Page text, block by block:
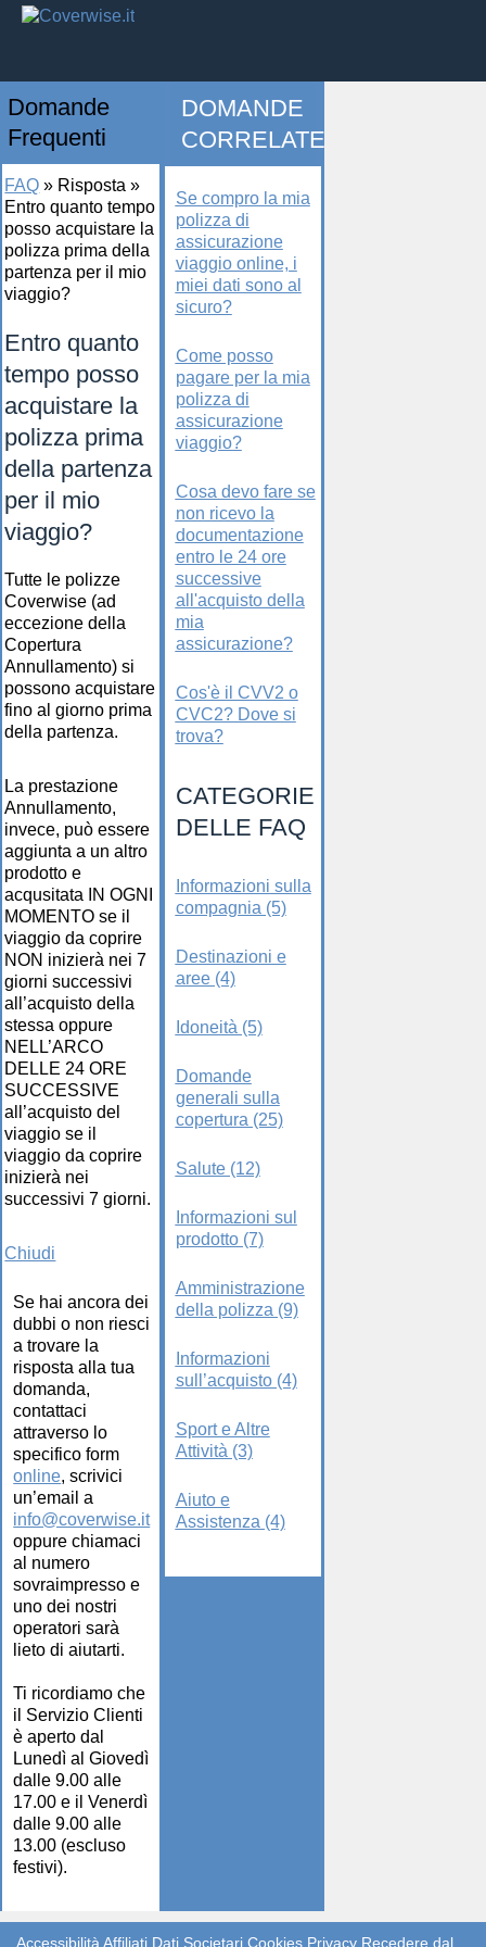
Domande
Frequenti
FAQ » Risposta »
Entro quanto tempo
posso acquistare la
polizza prima della
partenza per il mio
viaggio?
Entro quanto
tempo posso
acquistare la
polizza prima
della partenza
per il mio
viaggio?
Tutte le polizze
Coverwise (ad
eccezione della
Copertura
Annullamento) si
possono acquistare
fino al giorno prima
della partenza.
La prestazione
Annullamento,
invece, può essere
aggiunta a un altro
prodotto e
acqusitata IN OGNI
MOMENTO se il
viaggio da coprire
NON inizierà nei 7
giorni successivi
all’acquisto della
stessa oppure
NELL’ARCO
DELLE 24 ORE
SUCCESSIVE
all’acquisto del
viaggio se il
viaggio da coprire
inizierà nei
successivi 7 giorni.
Chiudi
Se hai ancora dei
dubbi o non riesci
a trovare la
risposta alla tua
domanda,
contattaci
attraverso lo
specifico form
online, scrivici
un’email a
info@coverwise.it
oppure chiamaci
al numero
sovraimpresso e
uno dei nostri
operatori sarà
lieto di aiutarti.
Ti ricordiamo che
il Servizio Clienti
è aperto dal
Lunedì al Giovedì
dalle 9.00 alle
17.00 e il Venerdì
dalle 9.00 alle
13.00 (escluso
festivi).
DOMANDE
CORRELATE
Se compro la mia
polizza di
assicurazione
viaggio online, i
miei dati sono al
sicuro?
Come posso
pagare per la mia
polizza di
assicurazione
viaggio?
Cosa devo fare se
non ricevo la
documentazione
entro le 24 ore
successive
all'acquisto della
mia
assicurazione?
Cos'è il CVV2 o
CVC2? Dove si
trova?
CATEGORIE
DELLE FAQ
Informazioni sulla
compagnia (5)
Destinazioni e
aree (4)
Idoneità (5)
Domande
generali sulla
copertura (25)
Salute (12)
Informazioni sul
prodotto (7)
Amministrazione
della polizza (9)
Informazioni
sull’acquisto (4)
Sport e Altre
Attività (3)
Aiuto e
Assistenza (4)
Accessibilità Affiliati Dati Societari Cookies Privacy Recedere dal